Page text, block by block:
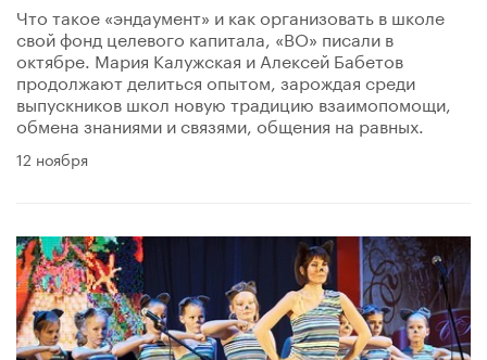
Что такое «эндаумент» и как организовать в школе
свой фонд целевого капитала, «ВО» писали в
октябре. Мария Калужская и Алексей Бабетов
продолжают делиться опытом, зарождая среди
выпускников школ новую традицию взаимопомощи,
обмена знаниями и связями, общения на равных.
12 ноября